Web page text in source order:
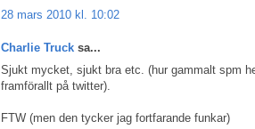
28 mars 2010 kl. 10:02
Charlie Truck sa...
Sjukt mycket, sjukt bra etc. (hur gammalt spm
framförallt på twitter).
FTW (men den tycker jag fortfarande funkar)